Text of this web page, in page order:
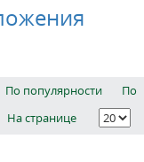
По популярности
По
На странице